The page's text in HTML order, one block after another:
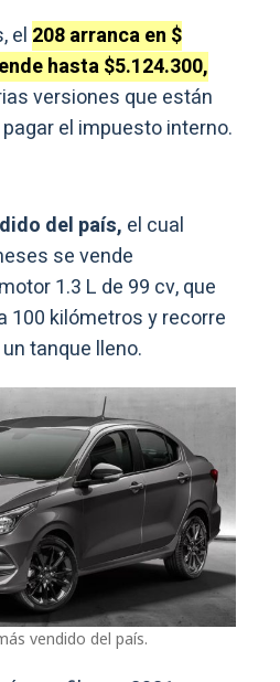
el 208 arranca en $
hasta $5.124.300,
versiones que están
el impuesto interno.
del país, el cual
se vende
1.3 L de 99 cv, que
100 kilómetros y recorre
tanque lleno.
vendido del país.